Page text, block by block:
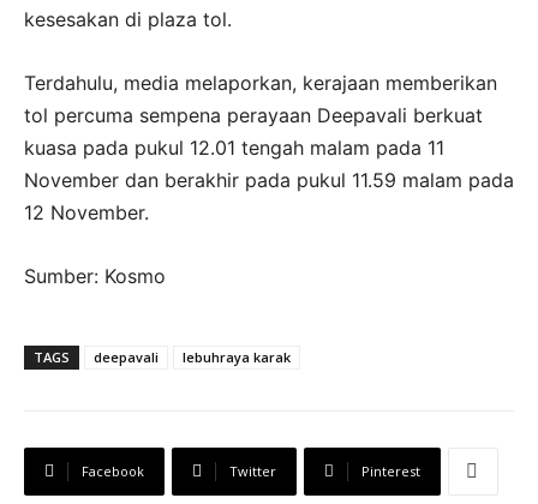
kesesakan di plaza tol.
Terdahulu, media melaporkan, kerajaan memberikan
tol percuma sempena perayaan Deepavali berkuat
kuasa pada pukul 12.01 tengah malam pada 11
November dan berakhir pada pukul 11.59 malam pada
12 November.
Sumber: Kosmo
TAGS deepavali lebuhraya karak
Facebook Twitter Pinterest